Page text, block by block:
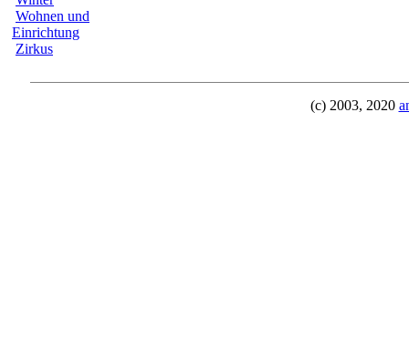
Wohnen und
Einrichtung
Zirkus
(c) 2003, 2020